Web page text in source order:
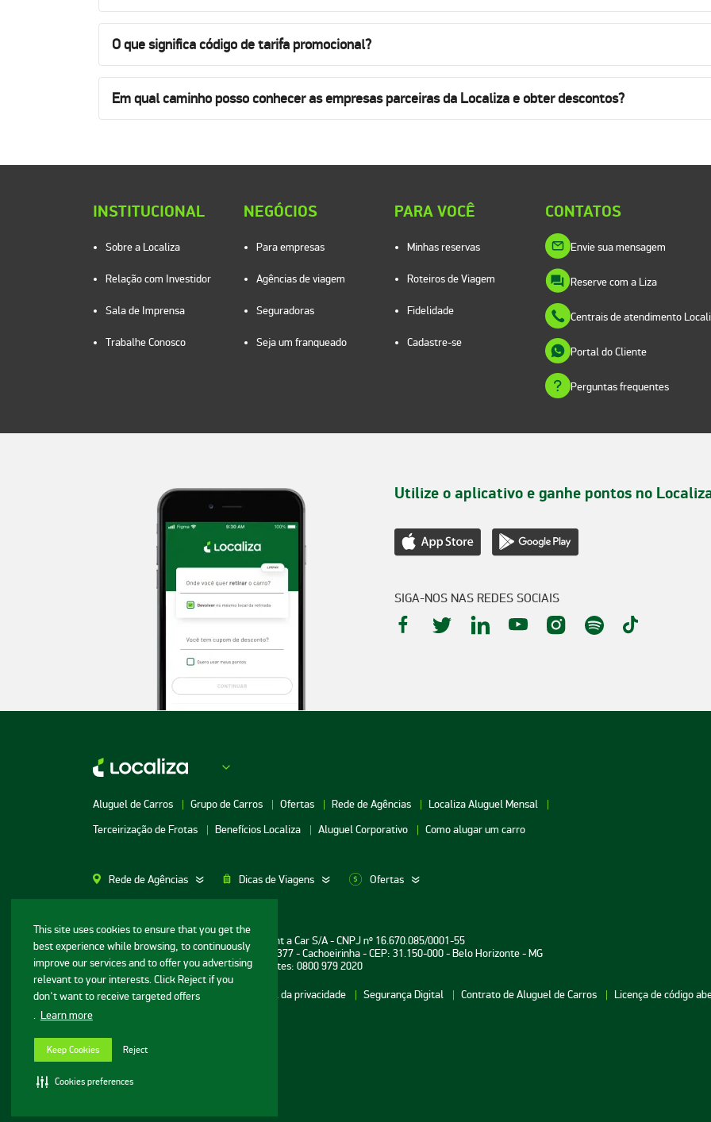
This site uses cookies to ensure that you get the
best experience while browsing, to continuously
improve our services and to offer you advertising
relevant to your interests. Click Reject if you
don't want to receive targeted offers
. Learn more
Keep Cookies Reject
Cookies preferences
O que significa código de tarifa promocional?
Em qual caminho posso conhecer as empresas parceiras da Localiza e obter descontos?
INSTITUCIONAL
Sobre a Localiza
Relação com Investidor
Sala de Imprensa
Trabalhe Conosco
NEGÓCIOS
Para empresas
Agências de viagem
Seguradoras
Seja um franqueado
PARA VOCÊ
Minhas reservas
Roteiros de Viagem
Fidelidade
Cadastre-se
CONTATOS
Envie sua mensagem
Reserve com a Liza
Centrais de atendimento
Portal do Cliente
Perguntas frequentes
Utilize o aplicativo e ganhe pontos no
SIGA-NOS NAS REDES SOCIAIS
Aluguel de Carros Grupo de Carros Ofertas Rede de Agências
Localiza Aluguel Mensal
Terceirização de Frotas
Benefícios Localiza Aluguel Corporativo Como alugar um carro
Rede de Agências Dicas de Viagens Ofertas
Aluguel de Carros SP
Aluguel de Carros Porto Alegre
Aluguel de Carros RJ
Aluguel de Carros BH
Seguro
Aluguel de Carros Cuiabá
Aluguel de Carros Goiânia
Aluguel de Carros Guarulhos
Aluguel de Carros Natal
Aluguel de Carros Salvador
Aluguel de Carros Aracaju
Aluguel de Carros
Informações ao consumidor: Localiza Rent a Car S/A - CNPJ nº 16.670.085/0001-55
Sede: Avenida Bernardo Vasconcelos, n° 377 - Cachoeirinha - CEP: 31.150-000 - Belo Horizonte - MG
Central de Reservas e Assistência a Clientes: 0800 979 2020
Mapa do site Termos de uso Portal da privacidade Segurança Digital Contrato de Aluguel de Carros
Licença de código
Configurações de cookies